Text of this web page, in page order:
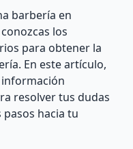
barbería en
los
para obtener la
En este artículo,
resolver tus dudas
hacia tu